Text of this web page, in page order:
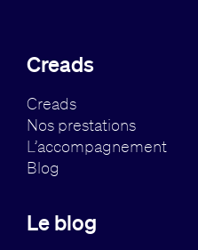
Creads
Creads
Nos prestations
L’accompagnement
Blog
Le blog